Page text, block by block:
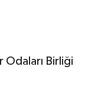
Odaları Birliği